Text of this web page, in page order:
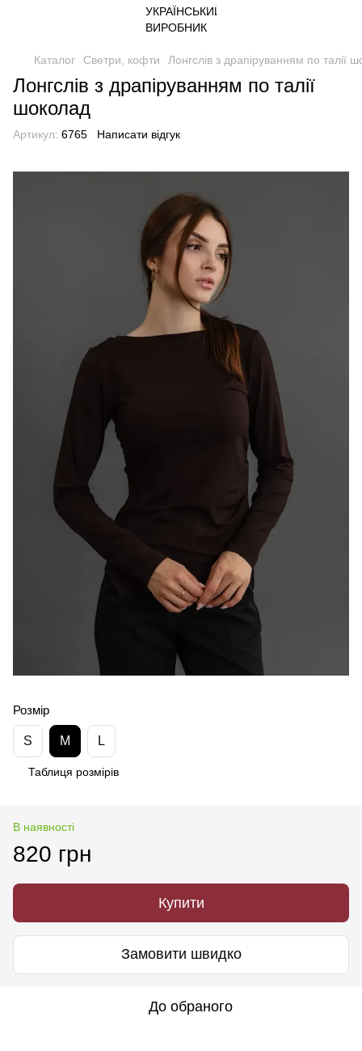
Каталог Светри, кофти Лонгслів з драпіруванням по талії
Лонгслів з драпіруванням по талії
шоколад
Артикул: 6765 Написати відгук
Розмір
S M L
Таблиця розмірів
В наявності
820 грн
Купити
Замовити швидко
До обраного